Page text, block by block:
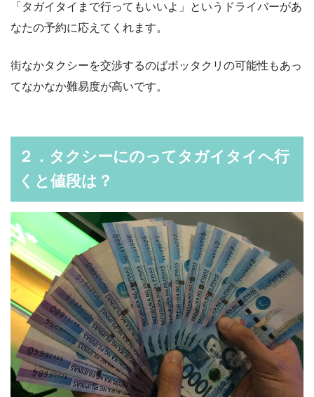
「タガイタイまで行ってもいいよ」というドライバーがあ
なたの予約に応えてくれます。
街なかタクシーを交渉するのばボッタクリの可能性もあっ
てなかなか難易度が高いです。
２．タクシーにのってタガイタイへ行
くと値段は？